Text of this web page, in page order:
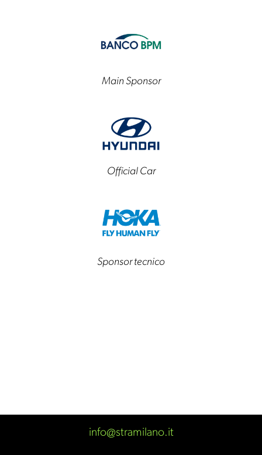
Main Sponsor
Official Car
Sponsor tecnico
info@stramilano.it